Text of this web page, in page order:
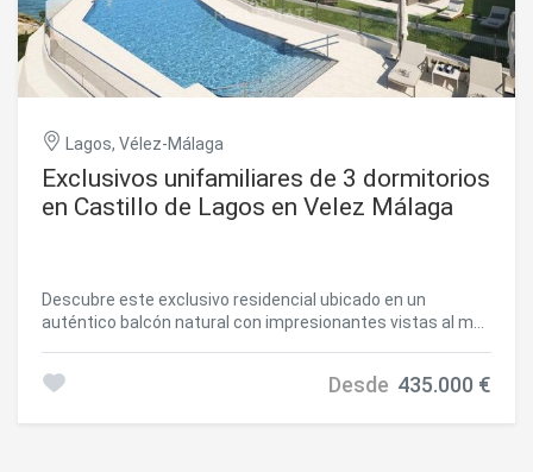
Lagos, Vélez-Málaga
Exclusivos unifamiliares de 3 dormitorios
en Castillo de Lagos en Velez Málaga
Descubre este exclusivo residencial ubicado en un
auténtico balcón natural con impresionantes vistas al mar.
de playas. A tan solo 3 minutos de El Morche y a 15
Desde 435.000 €